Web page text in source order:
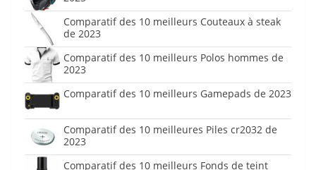
Comparatif des 10 meilleurs Couteaux à steak
de 2023
Comparatif des 10 meilleurs Polos hommes de
2023
Comparatif des 10 meilleurs Gamepads de 2023
Comparatif des 10 meilleures Piles cr2032 de
2023
Comparatif des 10 meilleurs Fonds de teint